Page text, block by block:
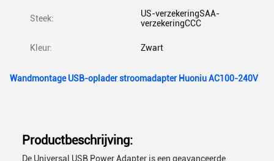
Steek:
US-verzekeringSAA-
verzekeringCCC
Kleur: Zwart
Wandmontage USB-oplader stroomadapter Huoniu AC100-240V
Productbeschrijving:
De Universal USB Power Adapter is een geavanceerde